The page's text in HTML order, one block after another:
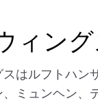
ィング
はルフトハン
、ミュンヘン、